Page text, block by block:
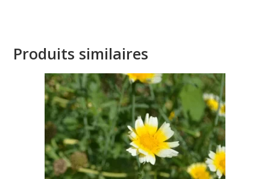
Produits similaires